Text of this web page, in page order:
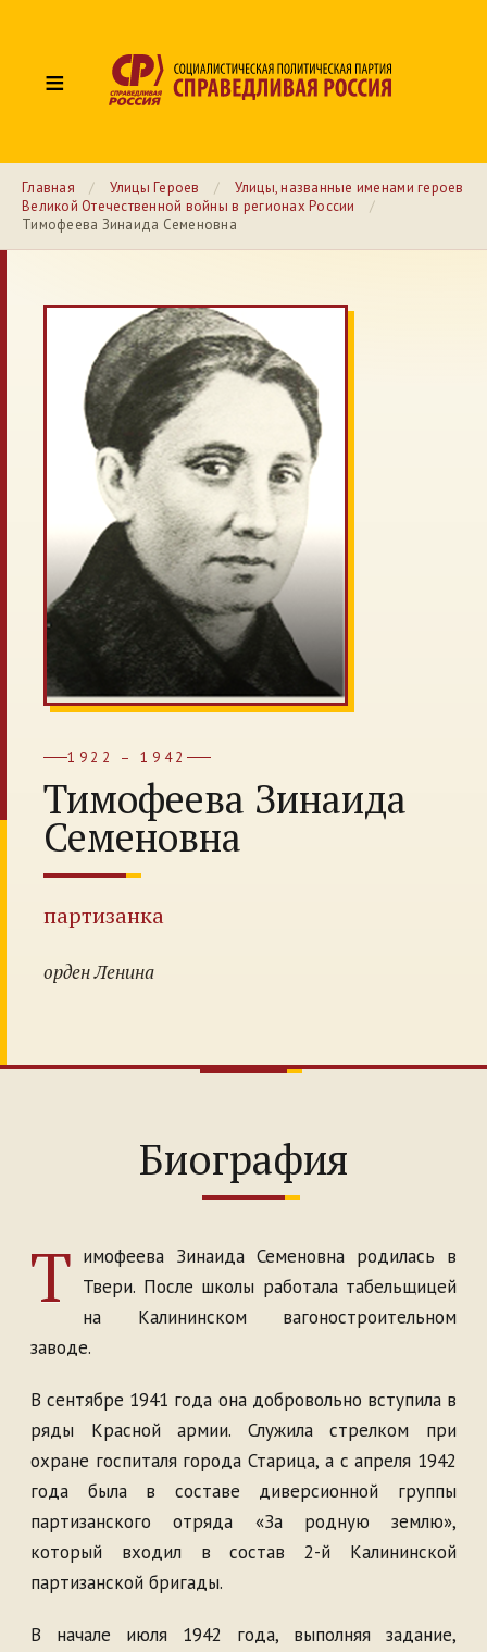
≡
Главная / Улицы Героев /
Улицы, названные именами героев
Великой Отечественной войны в регионах России
/
Тимофеева Зинаида Семеновна
№ 53
1922 – 1942
Тимофеева Зинаида
Семеновна
партизанка
орден Ленина
Биография
Т имофеева Зинаида Семеновна родилась в
Твери. После школы работала табельщицей
на Калининском вагоностроительном
заводе.
В сентябре 1941 года она добровольно вступила в
ряды Красной армии. Служила стрелком при
охране госпиталя города Старица, а с апреля 1942
года была в составе диверсионной группы
партизанского отряда «За родную землю»,
который входил в состав 2-й Калининской
партизанской бригады.
В начале июля 1942 года, выполняя задание,